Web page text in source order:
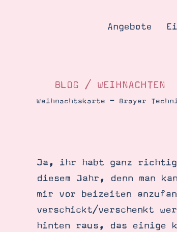
Angebote
Blog
Gutscheine
Produkte
Über mich
Über
BLOG / WEIHNACHTEN
Weihnachtskarte – Brayer
Ja, ihr habt ganz richtig
diesem Jahr, denn man
mir vor beizeiten
verschickt/verschenkt
hinten raus, das einige